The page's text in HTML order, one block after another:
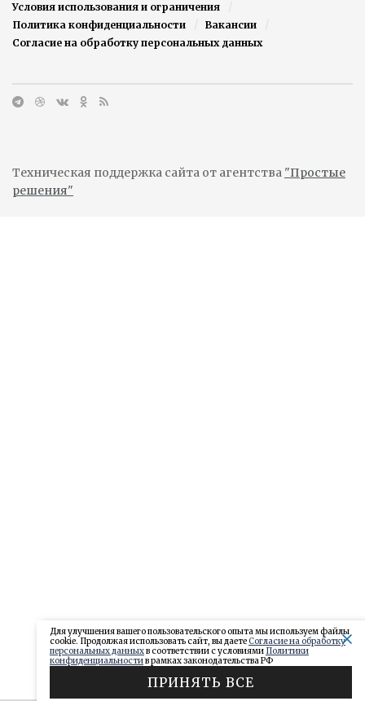
Условия использования и ограничения
Политика конфиденциальности
Вакансии
Согласие на обработку персональных данных
Техническая поддержка сайта от агентства "Простые
решения"
Для улучшения вашего пользовательского опыта мы используем файлы
cookie. Продолжая использовать сайт, вы даетеСогласие на обработку
персональных данныхв соответствии с условиями Политики
конфиденциальностив рамках законодательства РФ
ПРИНЯТЬ ВСЕ